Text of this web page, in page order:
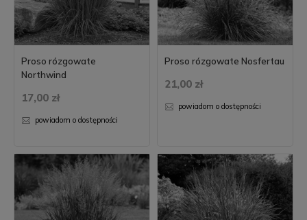
Proso rózgowate
Northwind
17,00 zł
powiadom o dostępności
Proso rózgowate Nosfertau
21,00 zł
powiadom o dostępności